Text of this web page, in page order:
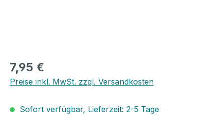
7,95 €
Preise inkl. MwSt. zzgl. Versandkosten
Sofort verfügbar, Lieferzeit: 2-5 Tage